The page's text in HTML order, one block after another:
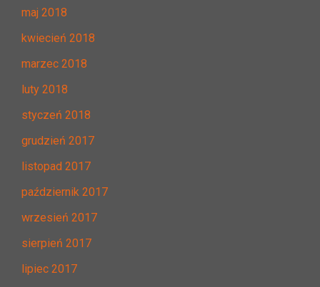
maj 2018
kwiecień 2018
marzec 2018
luty 2018
styczeń 2018
grudzień 2017
listopad 2017
październik 2017
wrzesień 2017
sierpień 2017
lipiec 2017